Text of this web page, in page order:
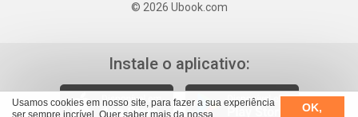
Usamos cookies em nosso site, para fazer a sua experiência
ser sempre incrível. Quer saber mais da nossa
OK,
© 2026 Ubook.com
Instale o aplicativo: